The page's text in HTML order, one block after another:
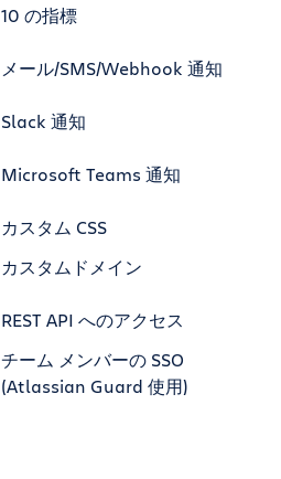
10 の指標
メール/SMS/Webhook 通知
Slack 通知
Microsoft Teams 通知
カスタム CSS
カスタムドメイン
REST API へのアクセス
チーム メンバーの SSO
(Atlassian Guard 使用)